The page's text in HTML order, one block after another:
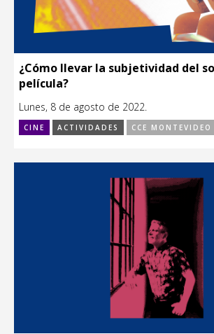
¿Cómo llevar la subjetividad del
película?
Lunes, 8 de agosto de 2022.
CINE ACTIVIDADES CCE MONTEVIDEO